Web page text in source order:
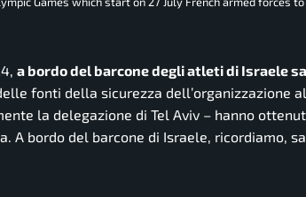
a bordo del barcone degli atleti di Israele
fonti della sicurezza dell’organizzazione
la delegazione di Tel Aviv – hanno
A bordo del barcone di Israele, ricordiamo,